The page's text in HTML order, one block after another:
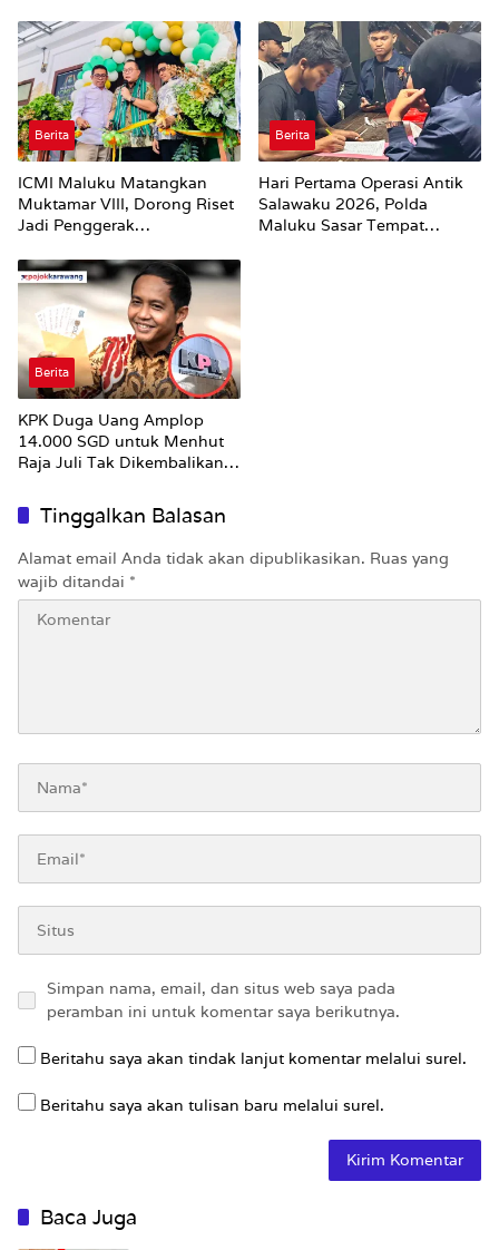
Strategis Pemerintah
Berita
ICMI Maluku Matangkan
Muktamar VIII, Dorong Riset
Jadi Penggerak
Berita
Hari Pertama Operasi Antik
Salawaku 2026, Polda
Maluku Sasar Tempat
Berita
KPK Duga Uang Amplop
14.000 SGD untuk Menhut
Raja Juli Tak Dikembalikan
Tinggalkan Balasan
Alamat email Anda tidak akan dipublikasikan. Ruas yang
wajib ditandai *
Simpan nama, email, dan situs web saya pada
peramban ini untuk komentar saya berikutnya.
Beritahu saya akan tindak lanjut komentar melalui surel.
Beritahu saya akan tulisan baru melalui surel.
Baca Juga